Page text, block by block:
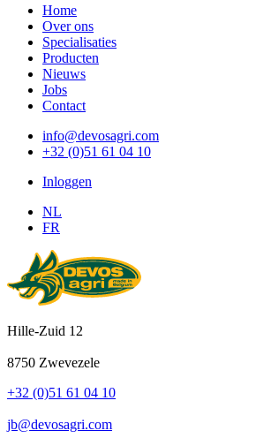
Home
Over ons
Specialisaties
Producten
Nieuws
Jobs
Contact
info@devosagri.com
+32 (0)51 61 04 10
Inloggen
NL
FR
Hille-Zuid 12
8750 Zwevezele
+32 (0)51 61 04 10
jb@devosagri.com